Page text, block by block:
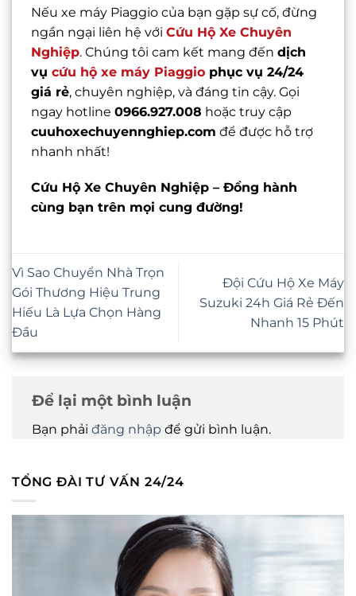
Nếu xe máy Piaggio của bạn gặp sự cố, đừng
ngần ngại liên hệ với Cứu Hộ Xe Chuyên
Nghiệp. Chúng tôi cam kết mang đến dịch
vụ cứu hộ xe máy Piaggio phục vụ 24/24
giá rẻ, chuyên nghiệp, và đáng tin cậy. Gọi
ngay hotline 0966.927.008 hoặc truy cập
cuuhoxechuyennghiep.com để được hỗ trợ
nhanh nhất!
Cứu Hộ Xe Chuyên Nghiệp – Đồng hành
cùng bạn trên mọi cung đường!
Vì Sao Chuyển Nhà Trọn
Gói Thương Hiệu Trung
Hiếu Là Lựa Chọn Hàng
Đầu
Đội Cứu Hộ Xe Máy
Suzuki 24h Giá Rẻ Đến
Nhanh 15 Phút
Để lại một bình luận
Bạn phải đăng nhập để gửi bình luận.
TỔNG ĐÀI TƯ VẤN 24/24